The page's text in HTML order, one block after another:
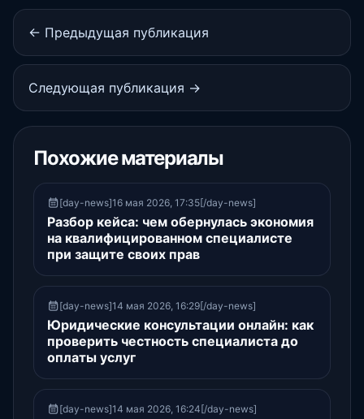
← Предыдущая публикация
Следующая публикация →
Похожие материалы
[day-news]16 мая 2026, 17:35[/day-news]
Разбор кейса: чем обернулась экономия
на квалифицированном специалисте
при защите своих прав
[day-news]14 мая 2026, 16:29[/day-news]
Юридические консультации онлайн: как
проверить честность специалиста до
оплаты услуг
[day-news]14 мая 2026, 16:24[/day-news]